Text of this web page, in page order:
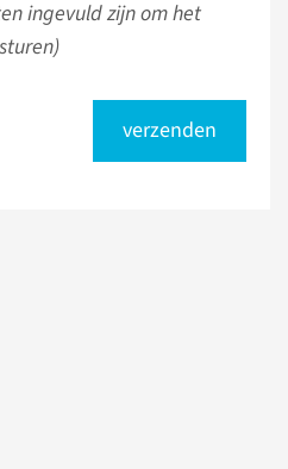
ingevuld zijn om het
verzenden